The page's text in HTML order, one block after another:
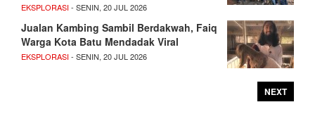
EKSPLORASI- SENIN, 20 JUL 2026
Jualan Kambing Sambil Berdakwah, Faiq
Warga Kota Batu Mendadak Viral
EKSPLORASI- SENIN, 20 JUL 2026
NEXT